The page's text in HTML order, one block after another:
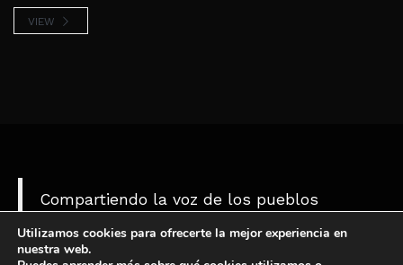
VIEW
Compartiendo la voz de los pueblos
indígenas de América del Norte y del Sur,
trabajando para proteger nuestra cultura,
Utilizamos cookies para ofrecerte la mejor experiencia en
nuestra web.